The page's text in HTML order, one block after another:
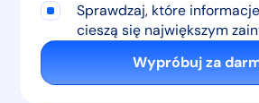
Sprawdzaj, które
cieszą się największym
Wypróbuj za